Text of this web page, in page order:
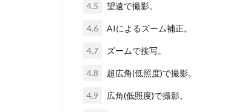
4.5 望遠で撮影。
4.6 AIによるズーム補正。
4.7 ズームで接写。
4.8 超広角(低照度)で撮影。
4.9 広角(低照度)で撮影。